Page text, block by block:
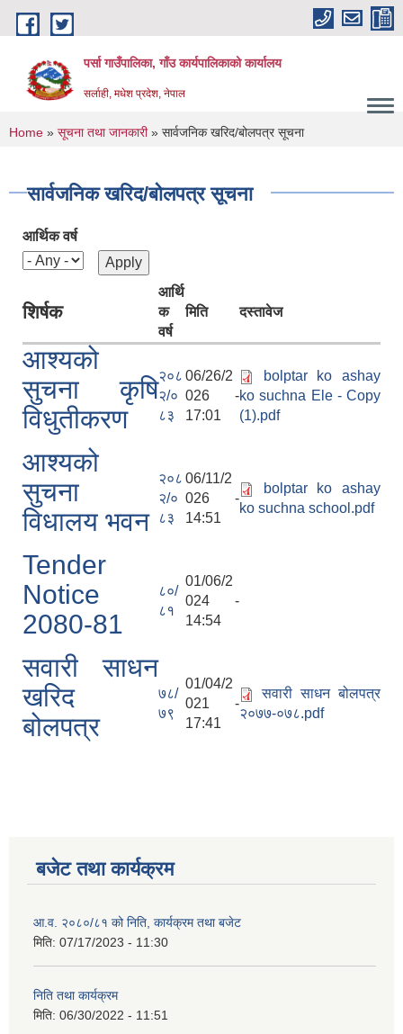
Skip to main content
पर्सा गाउँपालिका, गाँउ कार्यपालिकाको कार्यालय
सर्लाही, मधेश प्रदेश, नेपाल
You are here
Home » सूचना तथा जानकारी» सार्वजनिक खरिद/बोलपत्र सूचना
सार्वजनिक खरिद/बोलपत्र सूचना
आर्थिक वर्ष
शिर्षक
आर्थि
क
वर्ष
मिति दस्तावेज
आश्यको
सुचना कृषि
विधुतीकरण
२०८
२/०
८३
06/26/2
026 -
17:01
bolptar ko ashay
ko suchna Ele - Copy
(1).pdf
आश्यको
सुचना
विधालय भवन
२०८
२/०
८३
06/11/2
026 -
14:51
bolptar ko ashay
ko suchna school.pdf
Tender
Notice
2080-81
८०/
८१
01/06/2
024 -
14:54
सवारी साधन
खरिद
बोलपत्र
७८/
७९
01/04/2
021 -
17:41
सवारी साधन बोलपत्र
२०७७-०७८.pdf
बजेट तथा कार्यक्रम
आ.व. २०८०/८१ को निति, कार्यक्रम तथा बजेट
मिति: 07/17/2023 - 11:30
निति तथा कार्यक्रम
मिति: 06/30/2022 - 11:51